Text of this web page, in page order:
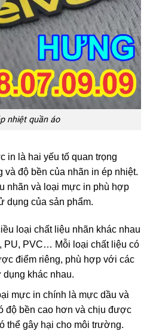
nhiệt quần áo
in là hai yếu tố quan trọng
độ bền của nhãn in ép nhiệt.
nhãn và loại mực in phù hợp
dụng của sản phẩm.
loại chất liệu nhãn khác nhau
PU, PVC… Mỗi loại chất liệu có
điểm riêng, phù hợp với các
dụng khác nhau.
mực in chính là mực dầu và
độ bền cao hơn và chịu được
thể gây hại cho môi trường.